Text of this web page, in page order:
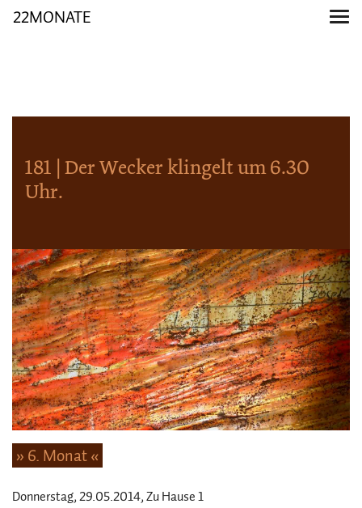
22MONATE
181 | Der Wecker klingelt um 6.30
Uhr.
» 6. Monat «
Donnerstag, 29.05.2014, Zu Hause 1